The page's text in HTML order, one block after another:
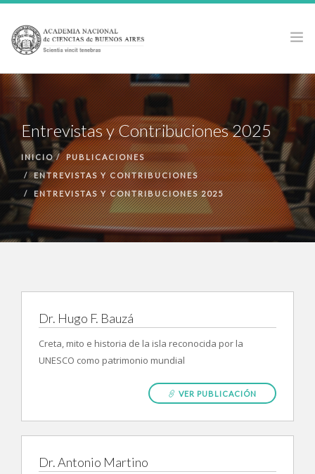
LA ACADEMIA
ACTIVIDADES
PUBLICACIONES
PREMIOS Y BECAS
NOTICIAS
ANCBA EN LOS MEDIOS
Entrevistas y Contribuciones 2025
INICIO
PUBLICACIONES
ENTREVISTAS Y CONTRIBUCIONES
ENTREVISTAS Y CONTRIBUCIONES 2025
Dr. Hugo F. Bauzá
Creta, mito e historia de la isla reconocida por la
UNESCO como patrimonio mundial
VER PUBLICACIÓN
Dr. Antonio Martino